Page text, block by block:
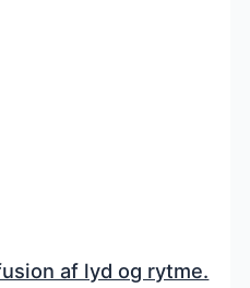
af lyd og rytme.